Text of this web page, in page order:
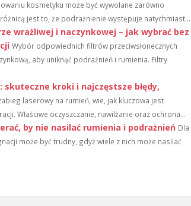
kosmetyku może być wywołane zarówno
jest to, że podrażnienie występuje natychmiast...
wrażliwej i naczynkowej – jak wybrać bez
Wybór odpowiednich filtrów przeciwsłonecznych
aby uniknąć podrażnień i rumienia. Filtry
kroki i najczęstsze błędy,
laserowy na rumień, wie, jak kluczowa jest
Właściwe oczyszczanie, nawilżanie oraz ochrona...
by nie nasilać rumienia i podrażnień Dla
może być trudny, gdyż wiele z nich może nasilać